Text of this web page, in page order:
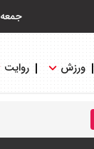
جمعه ۱۶ مرداد ۱۴۰۵
ورزش روایت